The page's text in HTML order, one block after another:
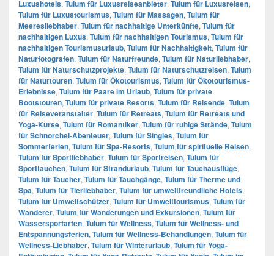
Luxushotels, Tulum für Luxusreiseanbieter, Tulum für Luxusreisen,
Tulum für Luxustourismus, Tulum für Massagen, Tulum für
Meeresliebhaber, Tulum für nachhaltige Unterkünfte, Tulum für
nachhaltigen Luxus, Tulum für nachhaltigen Tourismus, Tulum für
nachhaltigen Tourismusurlaub, Tulum für Nachhaltigkeit, Tulum für
Naturfotografen, Tulum für Naturfreunde, Tulum für Naturliebhaber,
Tulum für Naturschutzprojekte, Tulum für Naturschutzreisen, Tulum
für Naturtouren, Tulum für Ökotourismus, Tulum für Ökotourismus-
Erlebnisse, Tulum für Paare im Urlaub, Tulum für private
Bootstouren, Tulum für private Resorts, Tulum für Reisende, Tulum
für Reiseveranstalter, Tulum für Retreats, Tulum für Retreats und
Yoga-Kurse, Tulum für Romantiker, Tulum für ruhige Strände, Tulum
für Schnorchel-Abenteuer, Tulum für Singles, Tulum für
Sommerferien, Tulum für Spa-Resorts, Tulum für spirituelle Reisen,
Tulum für Sportliebhaber, Tulum für Sportreisen, Tulum für
Sporttauchen, Tulum für Strandurlaub, Tulum für Tauchausflüge,
Tulum für Taucher, Tulum für Tauchgänge, Tulum für Therme und
Spa, Tulum für Tierliebhaber, Tulum für umweltfreundliche Hotels,
Tulum für Umweltschützer, Tulum für Umwelttourismus, Tulum für
Wanderer, Tulum für Wanderungen und Exkursionen, Tulum für
Wassersportarten, Tulum für Wellness, Tulum für Wellness- und
Entspannungsferien, Tulum für Wellness-Behandlungen, Tulum für
Wellness-Liebhaber, Tulum für Winterurlaub, Tulum für Yoga-